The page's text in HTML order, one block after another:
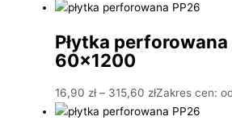
Płytka perforowana
60×1200
16,90 zł – 315,60 złZakres cen: